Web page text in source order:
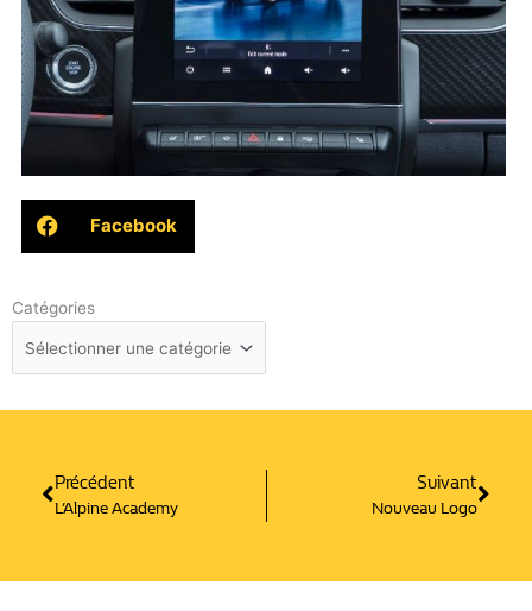
Facebook
Catégories
Précédent
L’Alpine Academy
Suivant
Nouveau Logo